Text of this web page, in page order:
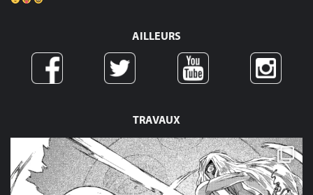
TRAVAUX
AILLEURS